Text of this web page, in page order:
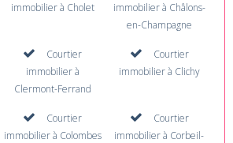
immobilier à Cholet
immobilier à Châlons-
en-Champagne
Courtier
immobilier à
Clermont-Ferrand
Courtier
immobilier à Clichy
Courtier
immobilier à Colombes
Courtier
immobilier à Corbeil-